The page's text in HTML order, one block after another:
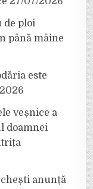
de ploi
până mâine
este
veșnice a
doamnei
anunță